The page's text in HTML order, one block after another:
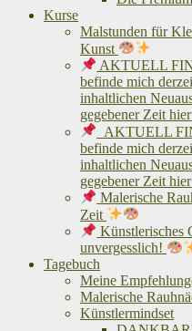
Kurse
Malstunden für
Kunst
AKTUELL
befinde mich
inhaltlichen
gegebener Zeit
AKTUELL
befinde mich
inhaltlichen
gegebener Zeit
Malerische
Zeit
Künstlerisches
unvergesslich!
Tagebuch
Meine
Malerische
Künstlermindset